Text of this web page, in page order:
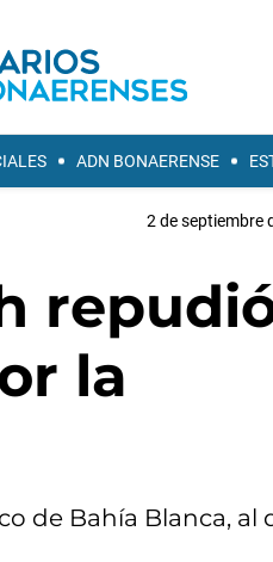
ADN BONAERENSE
2 de septiembre
la
de Bahía Blanca, al